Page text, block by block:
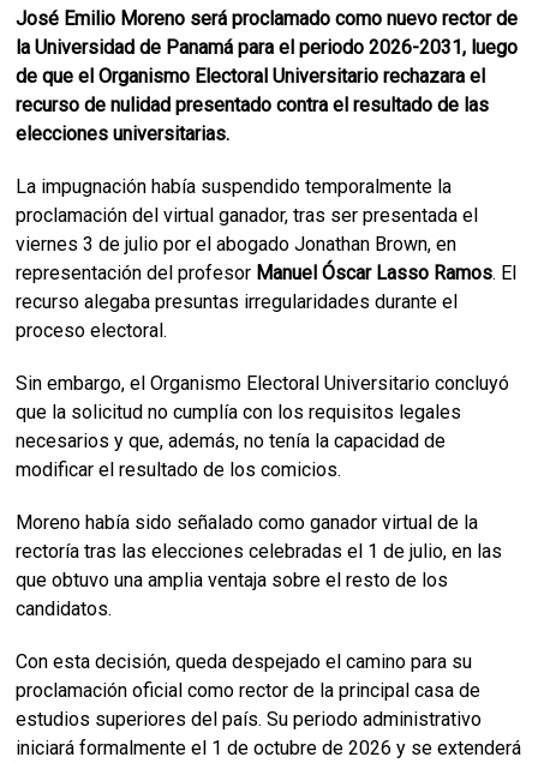
José Emilio Moreno será proclamado como nuevo rector de
la Universidad de Panamá para el periodo 2026-2031, luego
de que el Organismo Electoral Universitario rechazara el
recurso de nulidad presentado contra el resultado de las
elecciones universitarias.
La impugnación había suspendido temporalmente la
proclamación del virtual ganador, tras ser presentada el
viernes 3 de julio por el abogado Jonathan Brown, en
representación del profesor Manuel Óscar Lasso Ramos. El
recurso alegaba presuntas irregularidades durante el
proceso electoral.
Sin embargo, el Organismo Electoral Universitario concluyó
que la solicitud no cumplía con los requisitos legales
necesarios y que, además, no tenía la capacidad de
modificar el resultado de los comicios.
Moreno había sido señalado como ganador virtual de la
rectoría tras las elecciones celebradas el 1 de julio, en las
que obtuvo una amplia ventaja sobre el resto de los
candidatos.
Con esta decisión, queda despejado el camino para su
proclamación oficial como rector de la principal casa de
estudios superiores del país. Su periodo administrativo
iniciará formalmente el 1 de octubre de 2026 y se extenderá